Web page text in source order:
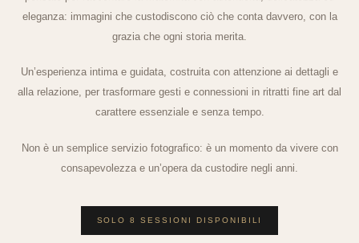
eleganza: immagini che custodiscono ciò che conta davvero, con la
grazia che ogni storia merita.
Un’esperienza intima e guidata, costruita con attenzione ai dettagli e
alla relazione, per trasformare gesti e connessioni in ritratti fine art dal
carattere essenziale e senza tempo.
Non è un semplice servizio fotografico: è un momento da vivere con
consapevolezza e un’opera da custodire negli anni.
SOLO 8 SESSIONI DISPONIBILI